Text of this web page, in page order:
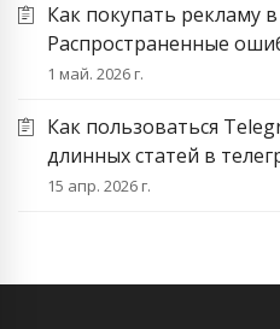
Как покупать рекламу
Распространенные
1 май. 2026 г.
Как пользоваться
длинных статей в
15 апр. 2026 г.